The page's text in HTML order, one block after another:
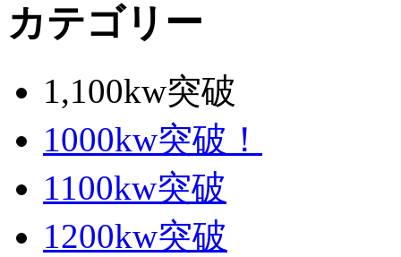
カテゴリー
1,100kw突破
1000kw突破！
1100kw突破
1200kw突破